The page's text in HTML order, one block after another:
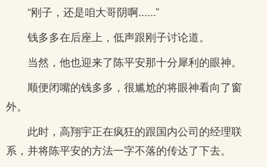
“刚子，还是咱大哥阴啊......”
钱多多在后座上，低声跟刚子讨论道。
当然，他也迎来了陈平安那十分犀利的眼神。
顺便闭嘴的钱多多，很尴尬的将眼神看向了窗
外。
此时，高翔宇正在疯狂的跟国内公司的经理联
系，并将陈平安的方法一字不落的传达了下去。